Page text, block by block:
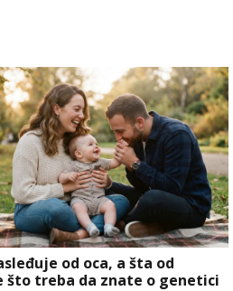
od oca, a šta od
što treba da znate o genetici